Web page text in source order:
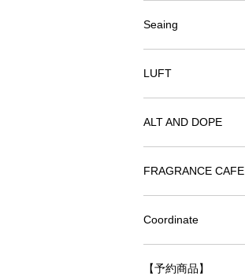
Seaing
LUFT
ALT AND DOPE
FRAGRANCE CAFE
Coordinate
【予約商品】